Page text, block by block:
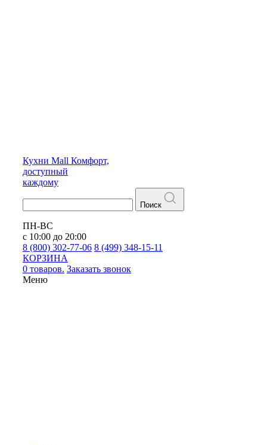
Кухни Mall Комфорт,
доступный
каждому
Поиск
ПН-ВС
с 10:00 до 20:00
8 (800) 302-77-06 8 (499) 348-15-11
КОРЗИНА
0 товаров. Заказать звонок
Меню